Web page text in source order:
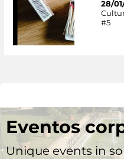
28/
#5
Eventos
Unique events in